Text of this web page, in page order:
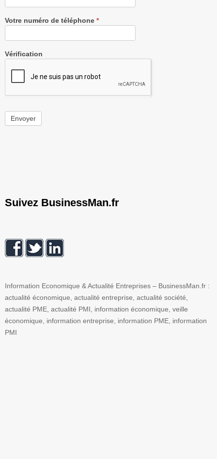
Votre numéro de téléphone *
Vérification
Envoyer
Suivez BusinessMan.fr
Information Economique & Actualité Entreprises – BusinessMan.fr :
actualité économique, actualité entreprise, actualité société,
actualité PME, actualité PMI, information économique, veille
économique, information entreprise, information PME, information
PMI